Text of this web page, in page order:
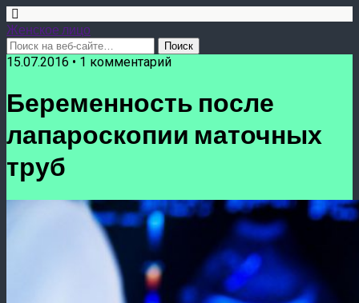
Женское лицо
15.07.2016 • 1 комментарий
Беременность после
лапароскопии маточных
труб